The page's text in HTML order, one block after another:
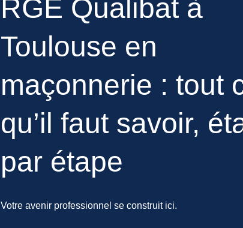
RGE Qualibat à
Toulouse en
maçonnerie : tout
qu’il faut savoir,
par étape
Votre avenir professionnel se construit ici.